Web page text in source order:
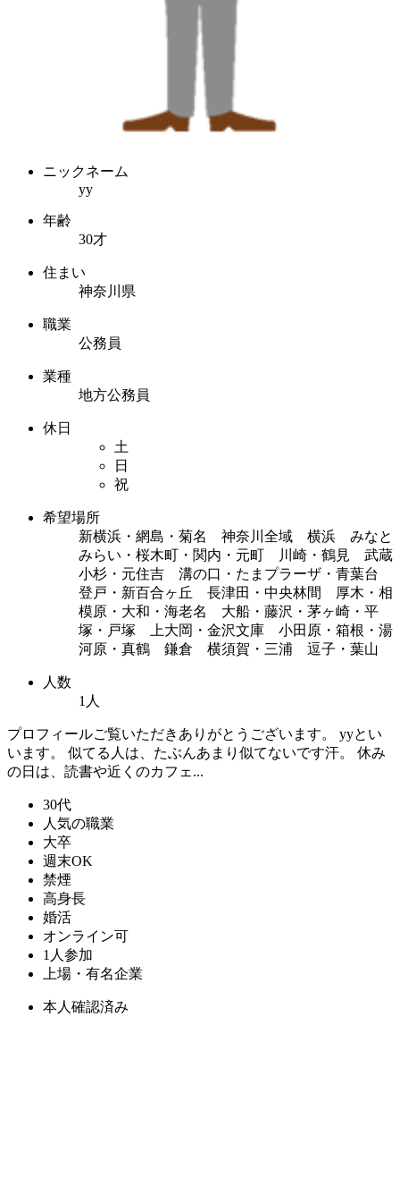
ニックネーム
yy
年齢
30才
住まい
神奈川県
職業
公務員
業種
地方公務員
休日
土
日
祝
希望場所
新横浜・網島・菊名 神奈川全域 横浜 みなと
みらい・桜木町・関内・元町 川崎・鶴見 武蔵
小杉・元住吉 溝の口・たまプラーザ・青葉台
登戸・新百合ヶ丘 長津田・中央林間 厚木・相
模原・大和・海老名 大船・藤沢・茅ヶ崎・平
塚・戸塚 上大岡・金沢文庫 小田原・箱根・湯
河原・真鶴 鎌倉 横須賀・三浦 逗子・葉山
人数
1人
プロフィールご覧いただきありがとうございます。 yyとい
います。 似てる人は、たぶんあまり似てないです汗。 休み
の日は、読書や近くのカフェ...
30代
人気の職業
大卒
週末OK
禁煙
高身長
婚活
オンライン可
1人参加
上場・有名企業
本人確認済み